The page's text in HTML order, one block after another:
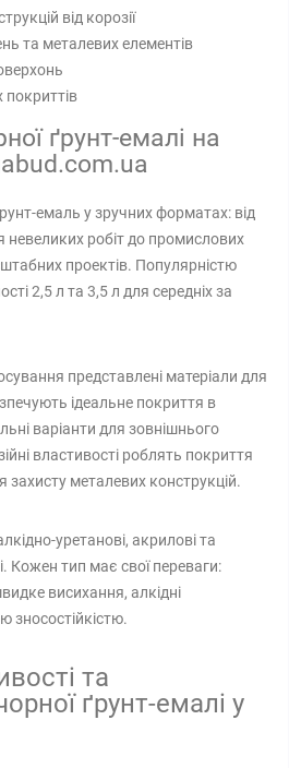
від корозії
та металевих елементів
ґрунт-емалі на
емаль у зручних форматах: від
робіт до промислових
проектів. Популярністю
2,5 л та 3,5 л для середніх за
представлені матеріали для
ідеальне покриття в
варіанти для зовнішнього
властивості роблять покриття
металевих конструкцій.
уретанові, акрилові та
Кожен тип має свої переваги:
висихання, алкідні
зносостійкістю.
та
ґрунт-емалі у